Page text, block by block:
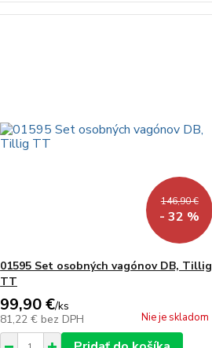
146,90 €
- 32 %
01595 Set osobných vagónov DB, Tillig
TT
99,90 €/ks
81,22 € bez DPH Nie je skladom